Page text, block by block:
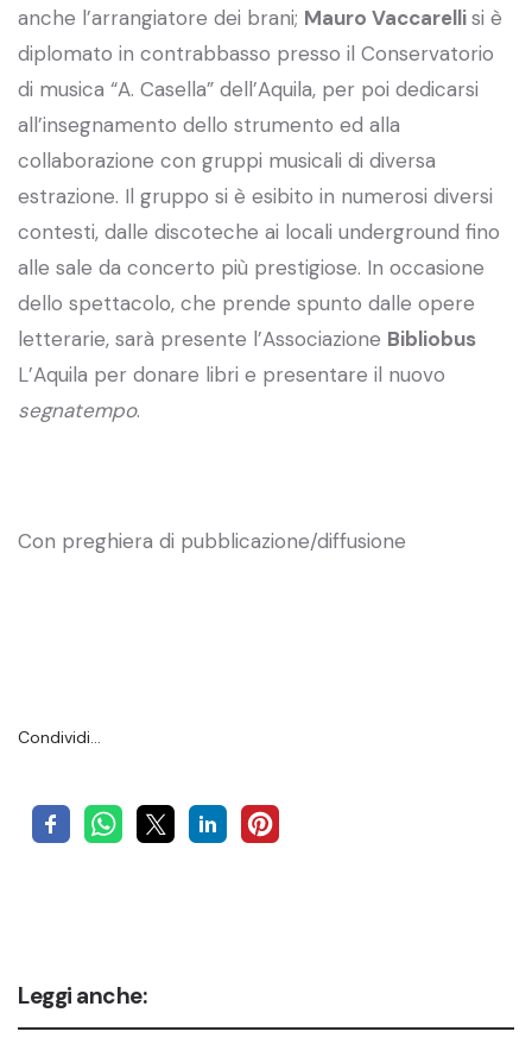
anche l’arrangiatore dei brani; Mauro Vaccarellisi è
diplomato in contrabbasso presso il Conservatorio
di musica “A. Casella” dell’Aquila, per poi dedicarsi
all’insegnamento dello strumento ed alla
collaborazione con gruppi musicali di diversa
estrazione. Il gruppo si è esibito in numerosi diversi
contesti, dalle discoteche ai locali underground fino
alle sale da concerto più prestigiose. In occasione
dello spettacolo, che prende spunto dalle opere
letterarie, sarà presente l’Associazione Bibliobus
L’Aquila per donare libri e presentare il nuovo
segnatempo.
Con preghiera di pubblicazione/diffusione
Condividi…
Leggi anche: